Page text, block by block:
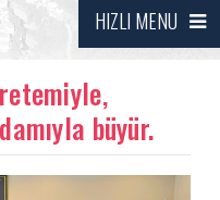
HIZLI MENU
büyür.